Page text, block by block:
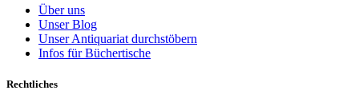
Über uns
Unser Blog
Unser Antiquariat durchstöbern
Infos für Büchertische
Rechtliches